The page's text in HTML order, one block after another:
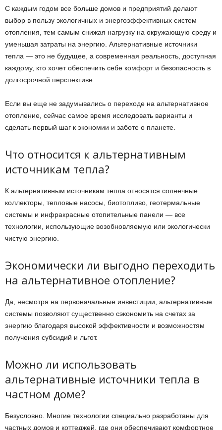
С каждым годом все больше домов и предприятий делают
выбор в пользу экологичных и энергоэффективных систем
отопления, тем самым снижая нагрузку на окружающую среду и
уменьшая затраты на энергию. Альтернативные источники
тепла — это не будущее, а современная реальность, доступная
каждому, кто хочет обеспечить себе комфорт и безопасность в
долгосрочной перспективе.
Если вы еще не задумывались о переходе на альтернативное
отопление, сейчас самое время исследовать варианты и
сделать первый шаг к экономии и заботе о планете.
Что относится к альтернативным
источникам тепла?
К альтернативным источникам тепла относятся солнечные
коллекторы, тепловые насосы, биотопливо, геотермальные
системы и инфракрасные отопительные панели — все
технологии, использующие возобновляемую или экологически
чистую энергию.
Экономически ли выгодно переходить
на альтернативное отопление?
Да, несмотря на первоначальные инвестиции, альтернативные
системы позволяют существенно сэкономить на счетах за
энергию благодаря высокой эффективности и возможностям
получения субсидий и льгот.
Можно ли использовать
альтернативные источники тепла в
частном доме?
Безусловно. Многие технологии специально разработаны для
частных домов и коттеджей, где они обеспечивают комфортное